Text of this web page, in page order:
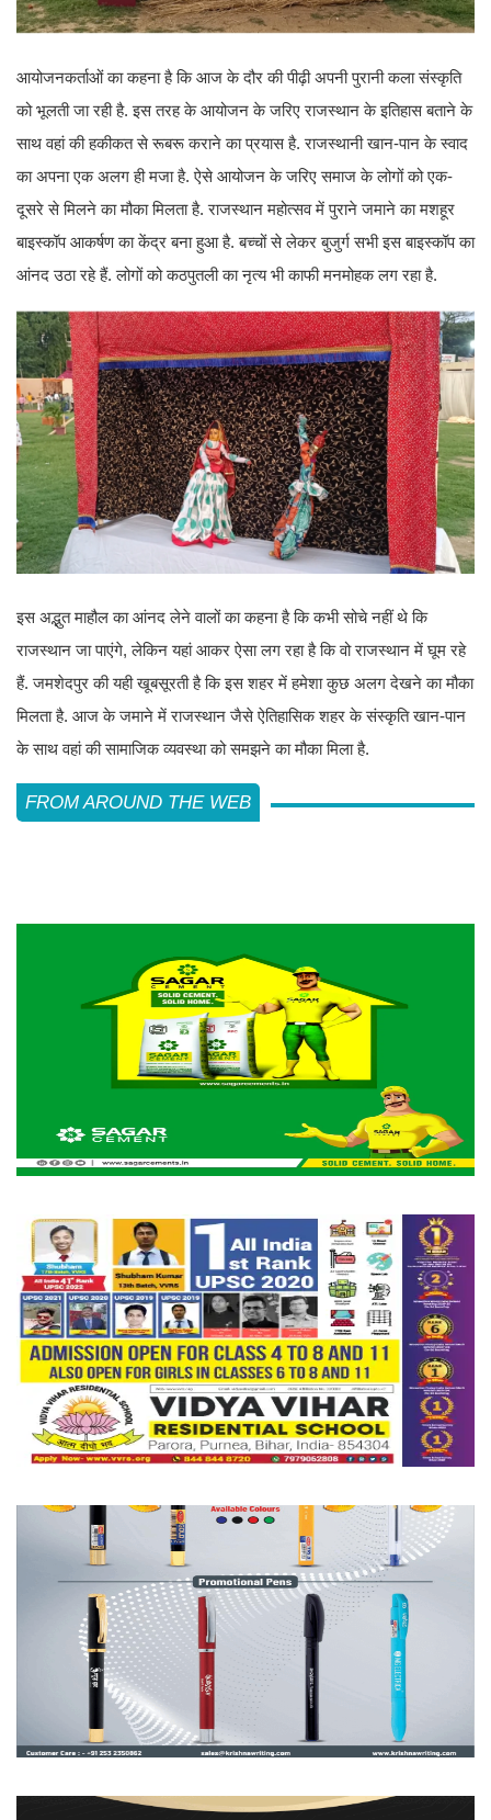
आयोजनकर्ताओं का कहना है कि आज के दौर की पीढ़ी अपनी पुरानी कला संस्कृति
को भूलती जा रही है. इस तरह के आयोजन के जरिए राजस्थान के इतिहास बताने के
साथ वहां की हकीकत से रूबरू कराने का प्रयास है. राजस्थानी खान-पान के स्वाद
का अपना एक अलग ही मजा है. ऐसे आयोजन के जरिए समाज के लोगों को एक-
दूसरे से मिलने का मौका मिलता है. राजस्थान महोत्सव में पुराने जमाने का मशहूर
बाइस्कॉप आकर्षण का केंद्र बना हुआ है. बच्चों से लेकर बुजुर्ग सभी इस बाइस्कॉप का
आंनद उठा रहे हैं. लोगों को कठपुतली का नृत्य भी काफी मनमोहक लग रहा है.
इस अद्भुत माहौल का आंनद लेने वालों का कहना है कि कभी सोचे नहीं थे कि
राजस्थान जा पाएंगे, लेकिन यहां आकर ऐसा लग रहा है कि वो राजस्थान में घूम रहे
हैं. जमशेदपुर की यही खूबसूरती है कि इस शहर में हमेशा कुछ अलग देखने का मौका
मिलता है. आज के जमाने में राजस्थान जैसे ऐतिहासिक शहर के संस्कृति खान-पान
के साथ वहां की सामाजिक व्यवस्था को समझने का मौका मिला है.
FROM AROUND THE WEB